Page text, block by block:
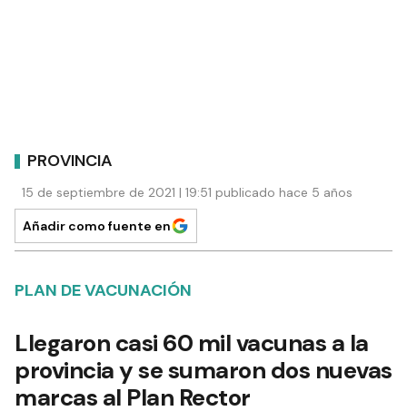
PROVINCIA
15 de septiembre de 2021 | 19:51 publicado hace 5 años
Añadir como fuente en
PLAN DE VACUNACIÓN
Llegaron casi 60 mil vacunas a la
provincia y se sumaron dos nuevas
marcas al Plan Rector